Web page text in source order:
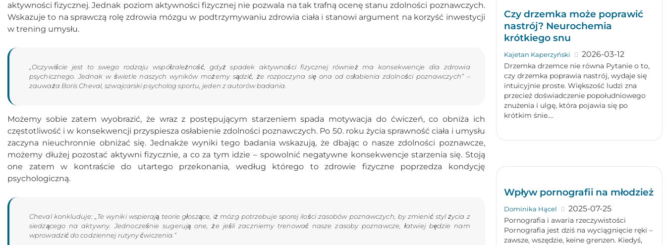
aktywności fizycznej. Jednak poziom aktywności fizycznej nie pozwala na tak trafną ocenę stanu zdolności poznawczych.
Wskazuje to na sprawczą rolę zdrowia mózgu w podtrzymywaniu zdrowia ciała i stanowi argument na korzyść inwestycji
w trening umysłu.
„Oczywiście jest to swego rodzaju współzależność, gdyż spadek aktywności fizycznej również ma konsekwencje dla zdrowia
psychicznego. Jednak w świetle naszych wyników możemy sądzić, że rozpoczyna się ona od osłabienia zdolności poznawczych” –
zauważa Boris Cheval, szwajcarski psycholog sportu, jeden z autorów badania.
Możemy sobie zatem wyobrazić, że wraz z postępującym starzeniem spada motywacja do ćwiczeń, co obniża ich
częstotliwość i w konsekwencji przyspiesza osłabienie zdolności poznawczych. Po 50. roku życia sprawność ciała i umysłu
zaczyna nieuchronnie obniżać się. Jednakże wyniki tego badania wskazują, że dbając o nasze zdolności poznawcze,
możemy dłużej pozostać aktywni fizycznie, a co za tym idzie – spowolnić negatywne konsekwencje starzenia się. Stoją
one zatem w kontraście do utartego przekonania, według którego to zdrowie fizyczne poprzedza kondycję
psychologiczną.
Cheval konkluduje: „Te wyniki wspierają teorie głoszące, iż mózg potrzebuje sporej ilości zasobów poznawczych, by zmienić styl życia z
siedzącego na aktywny. Jednocześnie sugerują one, że jeśli zaczniemy trenować nasze zasoby poznawcze, łatwiej będzie nam
wprowadzić do codziennej rutyny ćwiczenia.”
Czy drzemka może poprawić
nastrój? Neurochemia
krótkiego snu
Kajetan Kaperzyński 2026-03-12
Drzemka drzemce nie równa Pytanie o to,
czy drzemka poprawia nastrój, wydaje się
intuicyjnie proste. Większość ludzi zna
przecież doświadczenie popołudniowego
znużenia i ulgę, która pojawia się po
krótkim śnie....
Wpływ pornografii na młodzież
Dominika Hącel 2025-07-25
Pornografia i awaria rzeczywistości
Pornografia jest dziś na wyciągnięcie ręki –
zawsze, wszędzie, keine grenzen. Kiedyś,